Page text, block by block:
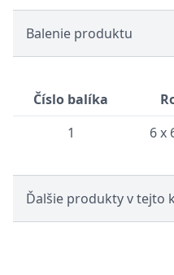
Balenie produktu
Číslo balíka
1
6 x
Ďalšie produkty v tejto